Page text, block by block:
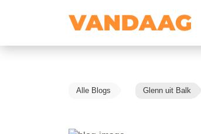
Alle Blogs Glenn uit Balk